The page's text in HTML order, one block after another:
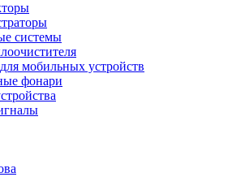
системы
мобильных устройств
фонари